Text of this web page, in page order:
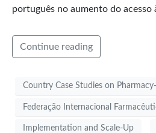
português no aumento do acesso
Continue reading
Country Case Studies on
Federação Internacional
Implementation and Scale-Up